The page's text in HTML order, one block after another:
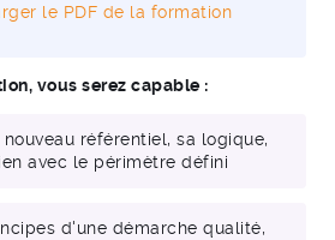
le PDF de la formation
vous serez capable :
référentiel, sa logique,
avec le périmètre défini
d'une démarche qualité,